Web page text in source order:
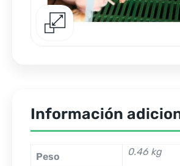
Información
Peso 0.46 kg